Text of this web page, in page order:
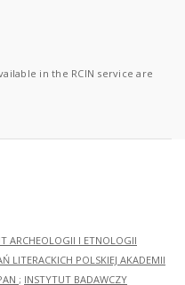
in the RCIN service are
ARCHEOLOGII I ETNOLOGII
LITERACKICH POLSKIEJ AKADEMII
; INSTYTUT BADAWCZY